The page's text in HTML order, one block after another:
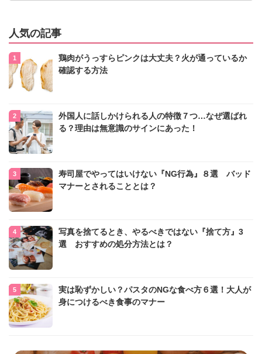
人気の記事
鶏肉がうっすらピンクは大丈夫？火が通っているか
確認する方法
外国人に話しかけられる人の特徴７つ…なぜ選ばれ
る？理由は無意識のサインにあった！
寿司屋でやってはいけない『NG行為』８選 バッド
マナーとされることとは？
写真を捨てるとき、やるべきではない『捨て方』3
選 おすすめの処分方法とは？
実は恥ずかしい？パスタのNGな食べ方６選！大人が
身につけるべき食事のマナー